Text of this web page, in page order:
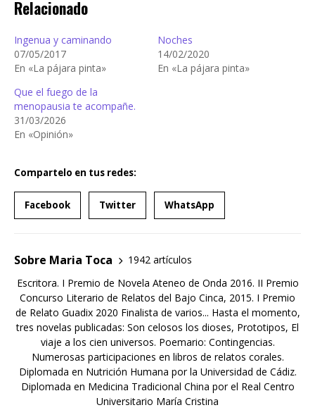
Relacionado
Ingenua y caminando
07/05/2017
En «La pájara pinta»
Noches
14/02/2020
En «La pájara pinta»
Que el fuego de la
menopausia te acompañe.
31/03/2026
En «Opinión»
Compartelo en tus redes:
Facebook Twitter WhatsApp
Sobre Maria Toca
1942 artículos
Escritora. I Premio de Novela Ateneo de Onda 2016. II Premio
Concurso Literario de Relatos del Bajo Cinca, 2015. I Premio
de Relato Guadix 2020 Finalista de varios... Hasta el momento,
tres novelas publicadas: Son celosos los dioses, Prototipos, El
viaje a los cien universos. Poemario: Contingencias.
Numerosas participaciones en libros de relatos corales.
Diplomada en Nutrición Humana por la Universidad de Cádiz.
Diplomada en Medicina Tradicional China por el Real Centro
Universitario María Cristina